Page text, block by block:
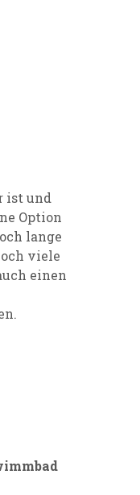
ist und
Option
lange
viele
einen